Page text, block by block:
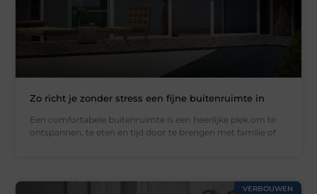
Zo richt je zonder stress een fijne buitenruimte in
Een comfortabele buitenruimte is een heerlijke plek om te
ontspannen, te eten en tijd door te brengen met familie of
VERBOUWEN